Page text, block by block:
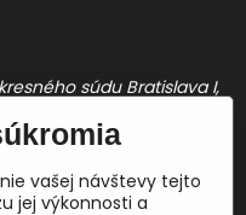
súdu Bratislava I,
- 14:00
vašej návštevy tejto
jej výkonnosti a